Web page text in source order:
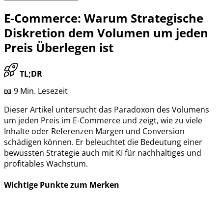
E-Commerce: Warum Strategische
Diskretion dem Volumen um jeden
Preis Überlegen ist
TL;DR
📖 9 Min. Lesezeit
Dieser Artikel untersucht das Paradoxon des Volumens
um jeden Preis im E-Commerce und zeigt, wie zu viele
Inhalte oder Referenzen Margen und Conversion
schädigen können. Er beleuchtet die Bedeutung einer
bewussten Strategie auch mit KI für nachhaltiges und
profitables Wachstum.
Wichtige Punkte zum Merken